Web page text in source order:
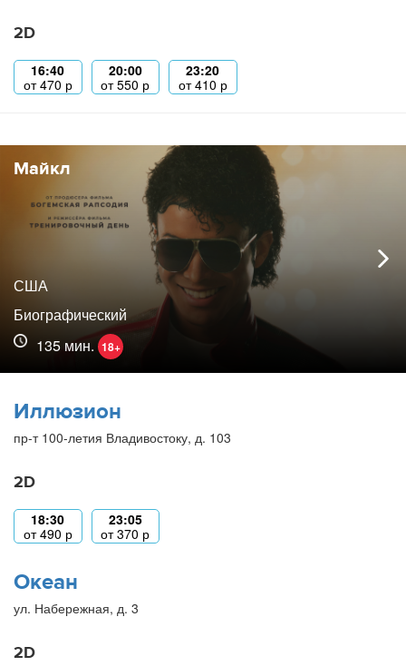
2D
16:40
от470 р
20:00
от550 р
23:20
от410 р
Майкл
США
Биографический
135 мин. 18+
Иллюзион
пр-т 100-летия Владивостоку, д. 103
2D
18:30
от490 р
23:05
от370 р
Океан
ул. Набережная, д. 3
2D